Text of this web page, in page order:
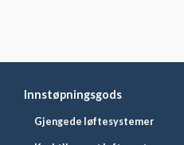
Innstøpningsgods
Gjengede løftesystemer